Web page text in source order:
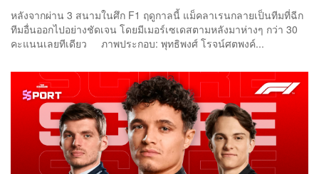
หลังจากผ่าน 3 สนามในศึก F1 ฤดูกาลนี้ แม็คลาเรนกลายเป็นทีมที่ฉีก
ทีมอื่นออกไปอย่างชัดเจน โดยมีเมอร์เซเดสตามหลังมาห่างๆ กว่า 30
คะแนนเลยทีเดียว ภาพประกอบ: พุทธิพงศ์ โรจน์ศตพงค์...